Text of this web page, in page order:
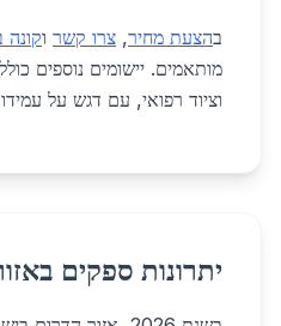
בהצעת מחיר, צרו קשר וקונה
מותאמים. יישומים נוספים
וציוד רפואי, עם דגש על עמידות.
יתרונות ספקים